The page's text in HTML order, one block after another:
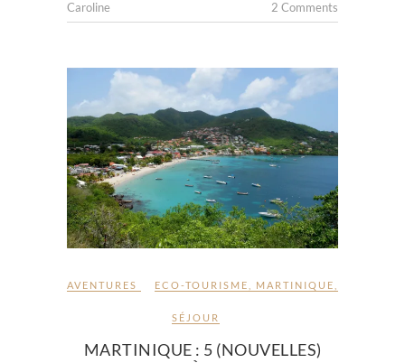
Caroline 2 Comments
AVENTURES ECO-TOURISME MARTINIQUE
SÉJOUR
MARTINIQUE : 5 (NOUVELLES)